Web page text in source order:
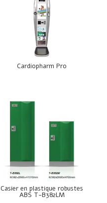
Cardiopharm Pro
Casier en plastique robustes
ABS T-B382LM